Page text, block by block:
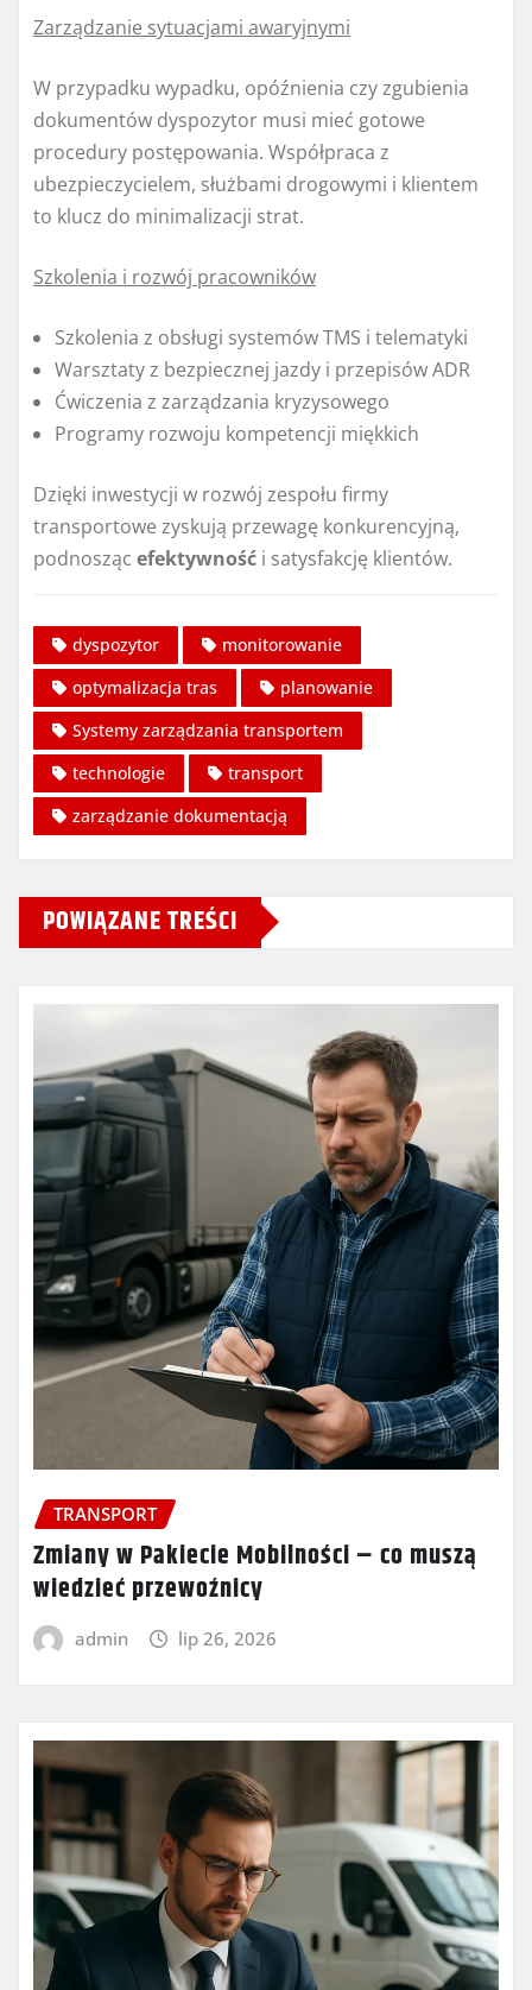
Zarządzanie sytuacjami awaryjnymi
W przypadku wypadku, opóźnienia czy zgubienia
dokumentów dyspozytor musi mieć gotowe
procedury postępowania. Współpraca z
ubezpieczycielem, służbami drogowymi i klientem
to klucz do minimalizacji strat.
Szkolenia i rozwój pracowników
Szkolenia z obsługi systemów TMS i telematyki
Warsztaty z bezpiecznej jazdy i przepisów ADR
Ćwiczenia z zarządzania kryzysowego
Programy rozwoju kompetencji miękkich
Dzięki inwestycji w rozwój zespołu firmy
transportowe zyskują przewagę konkurencyjną,
podnosząc efektywność i satysfakcję klientów.
dyspozytor
monitorowanie
optymalizacja tras
planowanie
Systemy zarządzania transportem
technologie
transport
zarządzanie dokumentacją
POWIĄZANE TREŚCI
TRANSPORT
Zmiany w Pakiecie Mobilności – co muszą
wiedzieć przewoźnicy
admin lip 26, 2026